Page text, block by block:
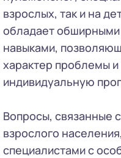
взрослых, так и на
обладает обширными
навыками,
характер проблемы и
индивидуальную
Вопросы, связанные
взрослого
специалистами с